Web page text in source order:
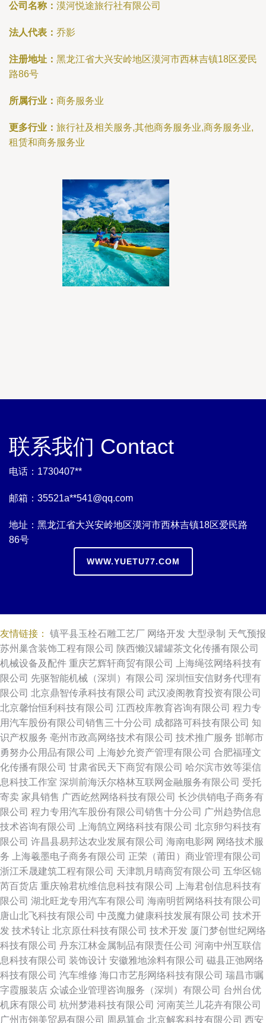
公司名称： 漠河悦途旅行社有限公司
法人代表： 乔影
注册地址： 黑龙江省大兴安岭地区漠河市西林吉镇18区爱民
路86号
所属行业： 商务服务业
更多行业： 旅行社及相关服务,其他商务服务业,商务服务业,
租赁和商务服务业
联系我们 Contact
电话：1730407**
邮箱：35521a**541@qq.com
地址：黑龙江省大兴安岭地区漠河市西林吉镇18区爱民路
86号
WWW.YUETU77.COM
友情链接： 镇平县玉栓石雕工艺厂 网络开发 大型录制 天气预报
苏州巢含装饰工程有限公司 陕西懒汉罐罐茶文化传播有限公司
机械设备及配件 重庆艺辉轩商贸有限公司
上海绳弦网络科技有
限公司 先驱智能机械（深圳）有限公司 深圳恒安信财务代理有
限公司 北京鼎智传承科技有限公司 武汉凌阁教育投资有限公司
北京馨怡恒利科技有限公司 江西校库教育咨询有限公司 程力专
用汽车股份有限公司销售三十分公司 成都路可科技有限公司 知
识产权服务 亳州市政高网络技术有限公司 技术推广服务 邯郸市
勇努办公用品有限公司
上海妙允资产管理有限公司 合肥福瑾文
化传播有限公司 甘肃省民天下商贸有限公司 哈尔滨市效等渠信
息科技工作室 深圳前海沃尔格林互联网金融服务有限公司 受托
寄卖 家具销售 广西屹然网络科技有限公司 长沙供销电子商务有
限公司 程力专用汽车股份有限公司销售十分公司 广州趋势信息
技术咨询有限公司
上海鹄立网络科技有限公司 北京卵匀科技有
限公司 许昌县易邦达农业发展有限公司 海南电影网 网络技术服
务
上海羲墨电子商务有限公司 正荣（莆田）商业管理有限公司
浙江禾晟建筑工程有限公司 天津凯月晴商贸有限公司 五华区锦
芮百货店 重庆翰君杭维信息科技有限公司
上海君创信息科技有
限公司 湖北旺龙专用汽车有限公司 海南明哲网络科技有限公司
唐山北飞科技有限公司 中茂魔力健康科技发展有限公司 技术开
发 技术转让 北京原仕科技有限公司 技术开发 厦门梦创世纪网络
科技有限公司 丹东江林金属制品有限责任公司 河南中州互联信
息科技有限公司 装饰设计 安徽雅地涂料有限公司 磁县正弛网络
科技有限公司 汽车维修 海口市艺彤网络科技有限公司 瑞昌市嘱
字霞服装店 众诚企业管理咨询服务（深圳）有限公司 台州台优
机床有限公司 杭州梦港科技有限公司 河南芙兰儿花卉有限公司
广州市翎美贸易有限公司 周易算命 北京解客科技有限公司 西安